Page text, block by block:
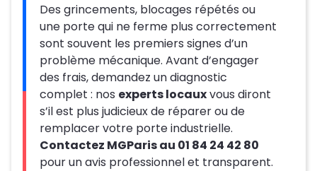
Des grincements, blocages répétés ou
une porte qui ne ferme plus correctement
sont souvent les premiers signes d’un
problème mécanique. Avant d’engager
des frais, demandez un diagnostic
complet : nos experts locauxvous diront
s’il est plus judicieux de réparer ou de
remplacer votre porte industrielle.
Contactez MGParis au 01 84 24 42 80
pour un avis professionnel et transparent.